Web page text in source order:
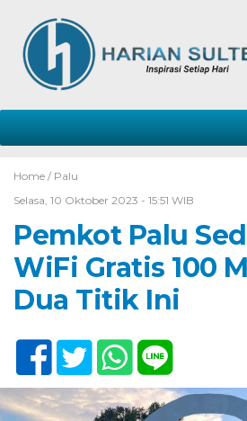
Home / Palu
Selasa, 10 Oktober 2023 - 15:51 WIB
Pemkot Palu
WiFi Gratis 100
Dua Titik Ini